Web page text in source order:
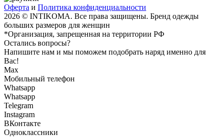
Оферта и Политика конфиденциальности
2026 © INTIKOMA. Все права защищены. Бренд одежды
больших размеров для женщин
*Организация, запрещенная на территории РФ
Остались вопросы?
Напишите нам и мы поможем подобрать наряд именно для
Вас!
Max
Мобильный телефон
Whatsapp
Whatsapp
Telegram
Instagram
ВКонтакте
Одноклассники